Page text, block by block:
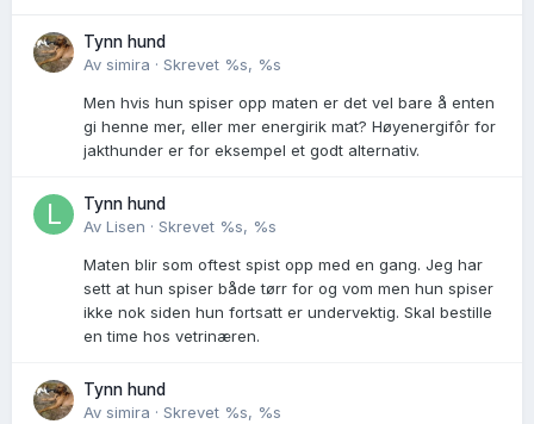
Tynn hund
Av simira · Skrevet %s, %s
Men hvis hun spiser opp maten er det vel bare å enten
gi henne mer, eller mer energirik mat? Høyenergifôr for
jakthunder er for eksempel et godt alternativ.
Tynn hund
Av Lisen · Skrevet %s, %s
Maten blir som oftest spist opp med en gang. Jeg har
sett at hun spiser både tørr for og vom men hun spiser
ikke nok siden hun fortsatt er undervektig. Skal bestille
en time hos vetrinæren.
Tynn hund
Av simira · Skrevet %s, %s